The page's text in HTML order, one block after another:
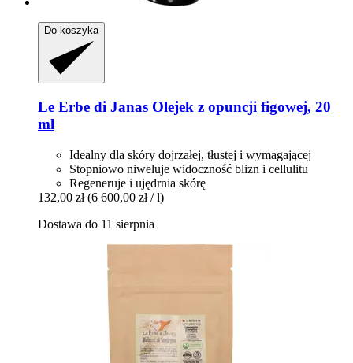
Do koszyka
Le Erbe di Janas Olejek z opuncji figowej, 20
ml
Idealny dla skóry dojrzałej, tłustej i wymagającej
Stopniowo niweluje widoczność blizn i cellulitu
Regeneruje i ujędrnia skórę
132,00 zł (6 600,00 zł / l)
Dostawa do 11 sierpnia